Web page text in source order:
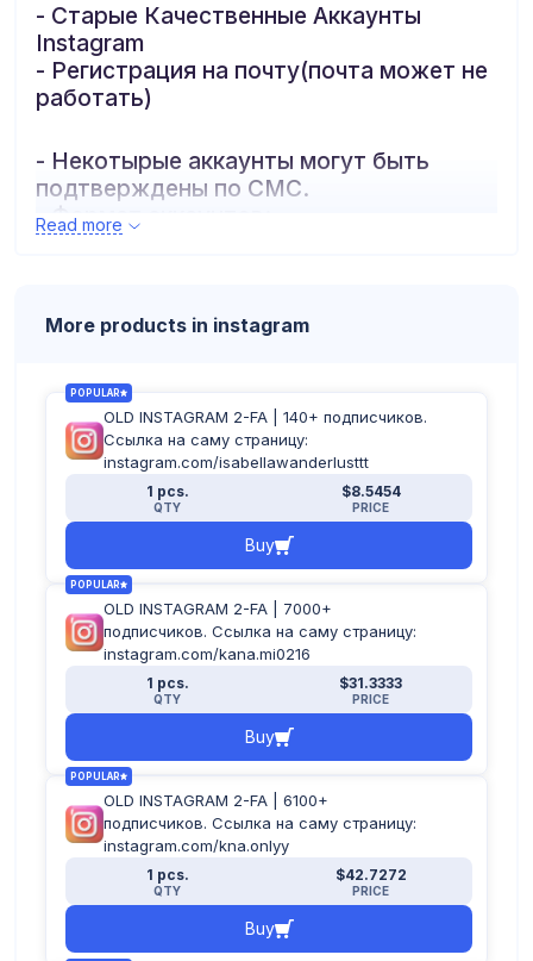
- Старые Качественные Аккаунты
Instagram
- Регистрация на почту(почта может не
работать)
- Некотырые аккаунты могут быть
подтверждены по СМС.
- Формат аккаунтов:
логин:пароль:почта:пароль_почты:2fa
Read more
More products in instagram
POPULAR
OLD INSTAGRAM 2-FA | 140+ подписчиков.
Ссылка на саму страницу:
instagram.com/isabellawanderlusttt
1 pcs.
QTY
$8.5454
PRICE
Buy
POPULAR
OLD INSTAGRAM 2-FA | 7000+
подписчиков. Ссылка на саму страницу:
instagram.com/kana.mi0216
1 pcs.
QTY
$31.3333
PRICE
Buy
POPULAR
OLD INSTAGRAM 2-FA | 6100+
подписчиков. Ссылка на саму страницу:
instagram.com/kna.onlyy
1 pcs.
QTY
$42.7272
PRICE
Buy